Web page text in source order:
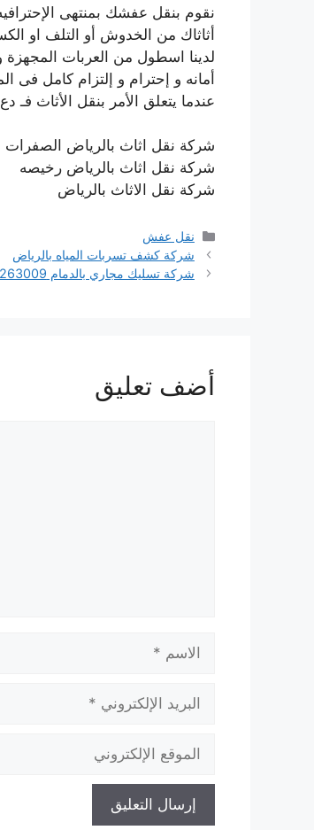
نقوم بنقل عفشك بمنتهى
أثاثاك من الخدوش أو التلف او
لدينا اسطول من العربات المجهزة
أمانه و إحترام و إلتزام كامل فى
عندما يتعلق الأمر بنقل الأثاث فـ
شركة نقل اثاث بالرياض الصفرات
شركة نقل اثاث بالرياض رخيصه
شركة نقل الاثاث بالرياض
التصنيفات
نقل عفش
شركة كشف تسربات المياه بالرياض
شركة تسليك مجاري بالدمام 0500263009 المثالي كلين
أضف تعليق
الإلكتروني
الإلكتروني